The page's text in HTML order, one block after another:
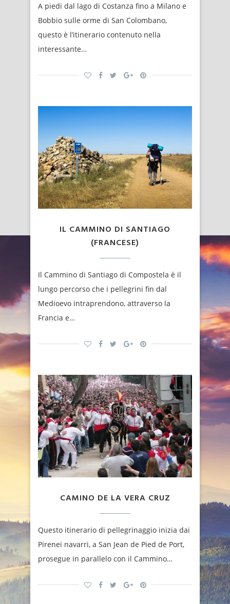
A piedi dal lago di Costanza fino a Milano e
Bobbio sulle orme di San Colombano,
questo è l’itinerario contenuto nella
interessante…
IL CAMMINO DI SANTIAGO
(FRANCESE)
Il Cammino di Santiago di Compostela è il
lungo percorso che i pellegrini fin dal
Medioevo intraprendono, attraverso la
Francia e…
CAMINO DE LA VERA CRUZ
Questo itinerario di pellegrinaggio inizia dai
Pirenei navarri, a San Jean de Pied de Port,
prosegue in parallelo con il Cammino…